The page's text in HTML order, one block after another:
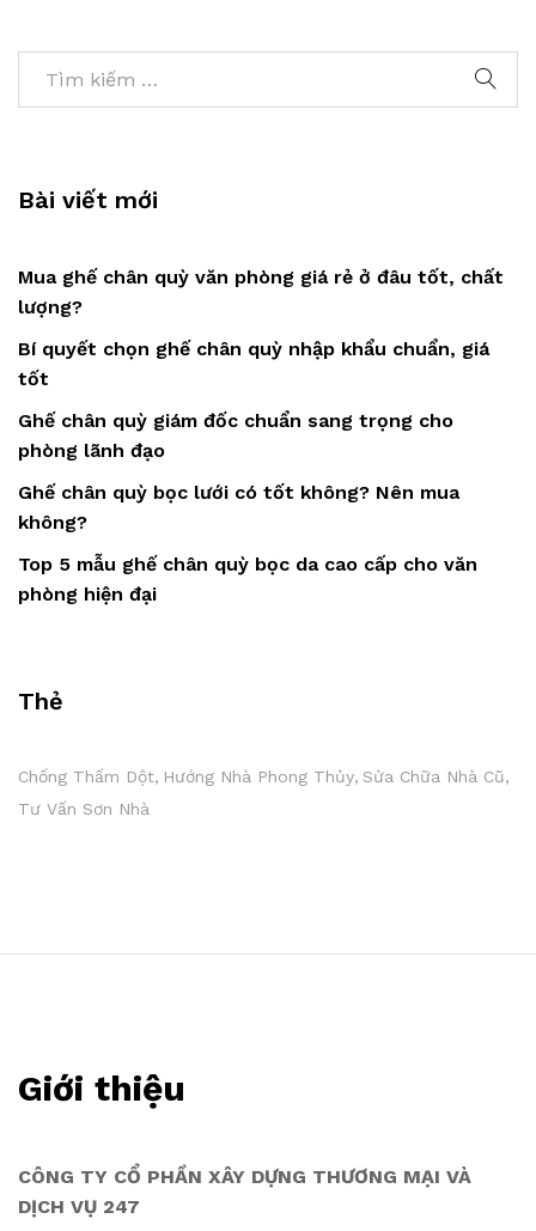
Bài viết mới
Mua ghế chân quỳ văn phòng giá rẻ ở đâu tốt, chất
lượng?
Bí quyết chọn ghế chân quỳ nhập khẩu chuẩn, giá
tốt
Ghế chân quỳ giám đốc chuẩn sang trọng cho
phòng lãnh đạo
Ghế chân quỳ bọc lưới có tốt không? Nên mua
không?
Top 5 mẫu ghế chân quỳ bọc da cao cấp cho văn
phòng hiện đại
Thẻ
Chống Thấm Dột Hướng Nhà Phong Thủy Sửa Chữa Nhà Cũ
Tư Vấn Sơn Nhà
Giới thiệu
CÔNG TY CỔ PHẦN XÂY DỰNG THƯƠNG MẠI VÀ
DỊCH VỤ 247